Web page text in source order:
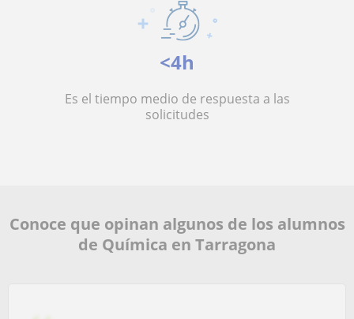
<4h
Es el tiempo medio de respuesta a las
solicitudes
Conoce que opinan algunos de los alumnos
de Química en Tarragona